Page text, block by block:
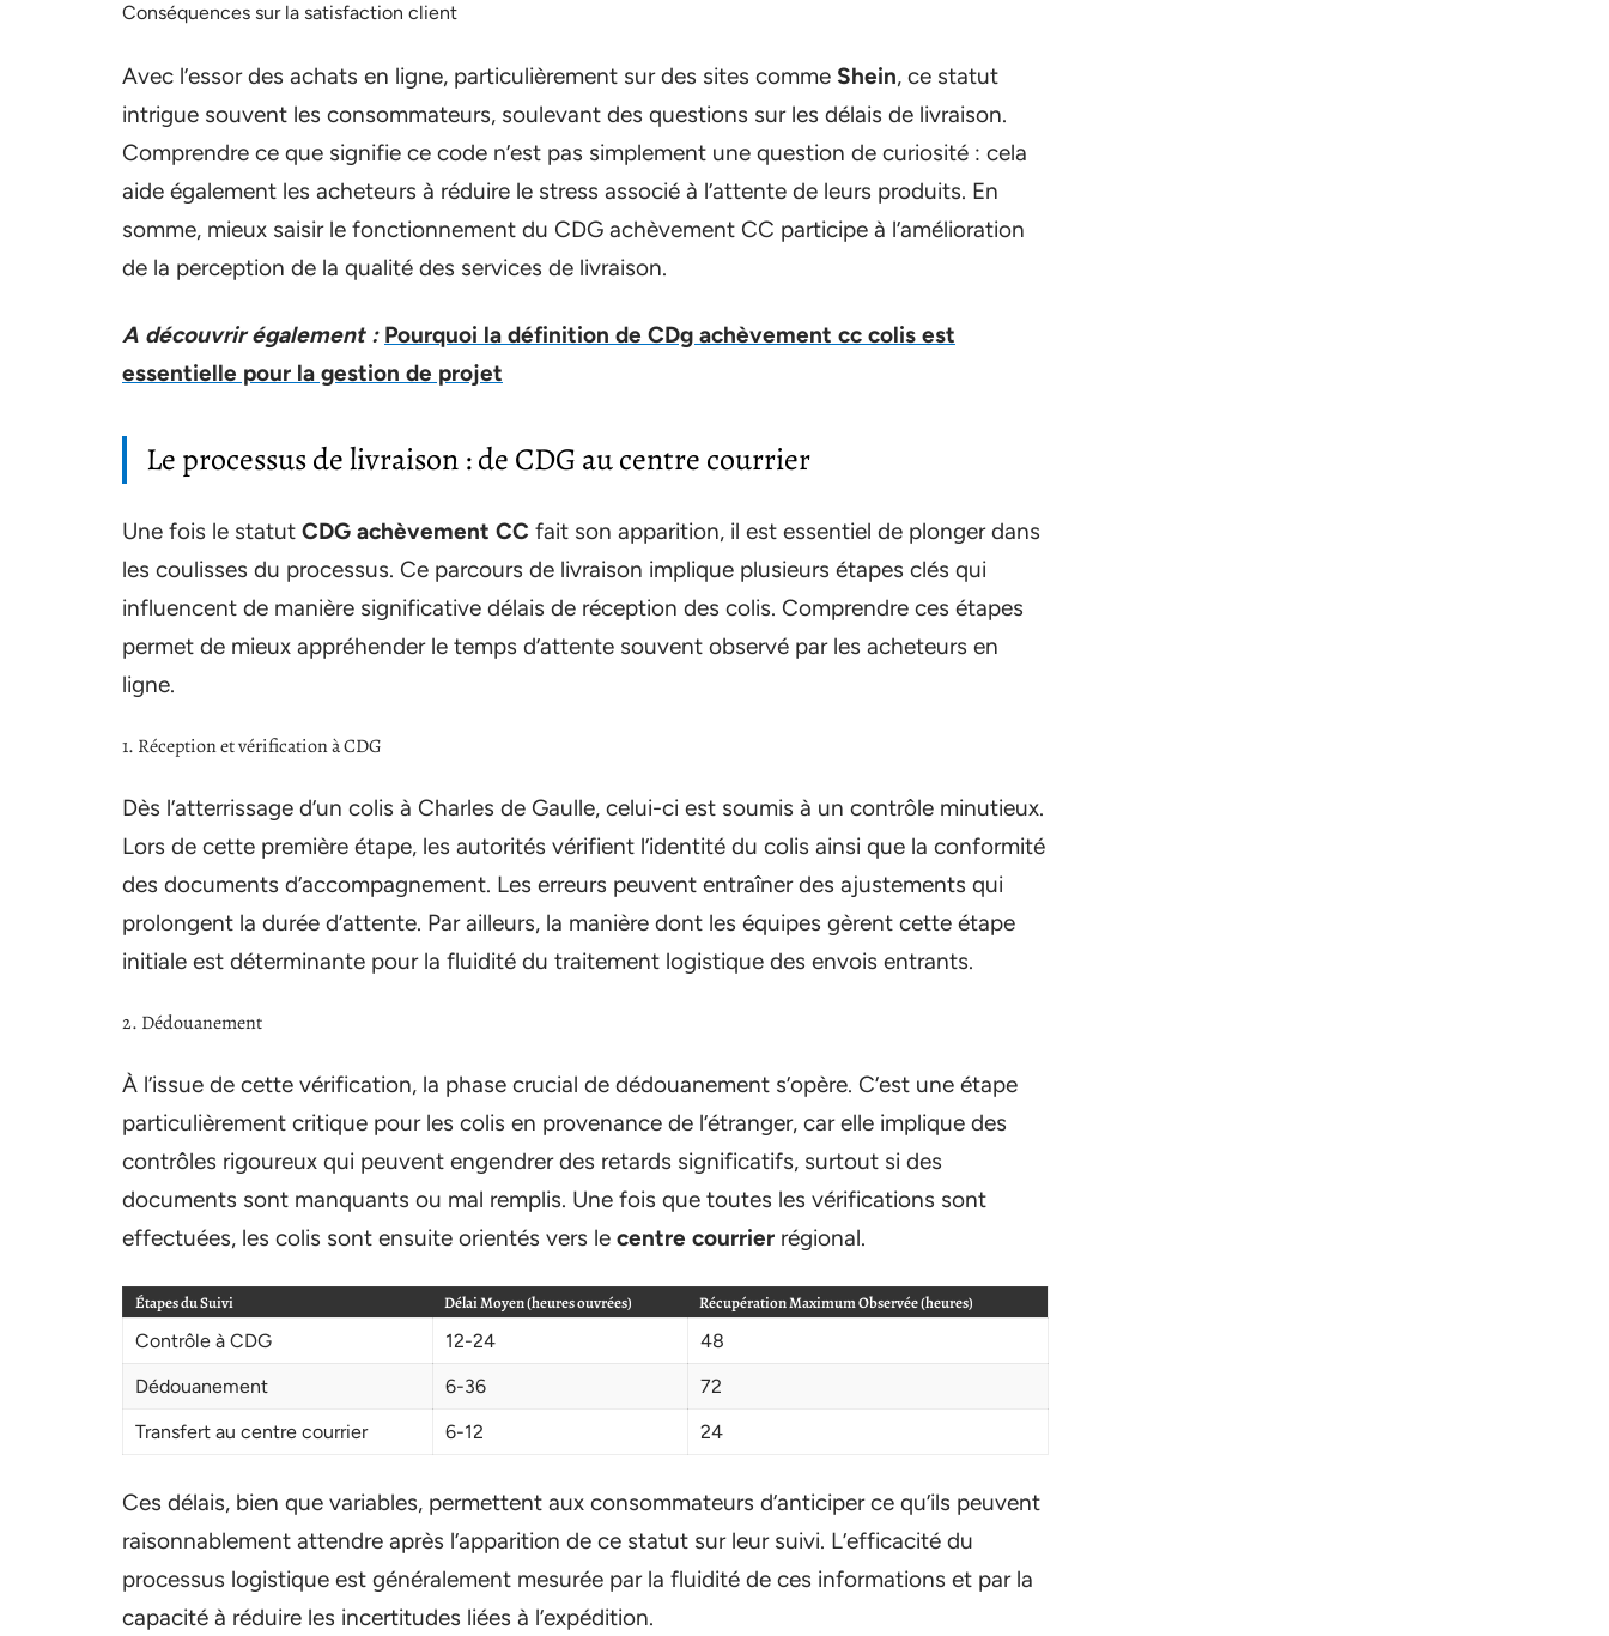
Conséquences sur la satisfaction client
Avec l’essor des achats en ligne, particulièrement sur des sites comme Shein, ce statut
intrigue souvent les consommateurs, soulevant des questions sur les délais de livraison.
Comprendre ce que signifie ce code n’est pas simplement une question de curiosité : cela
aide également les acheteurs à réduire le stress associé à l’attente de leurs produits. En
somme, mieux saisir le fonctionnement du CDG achèvement CC participe à l’amélioration
de la perception de la qualité des services de livraison.
A découvrir également : Pourquoi la définition de CDg achèvement cc colis est
essentielle pour la gestion de projet
Le processus de livraison : de CDG au centre courrier
Une fois le statut CDG achèvement CC fait son apparition, il est essentiel de plonger dans
les coulisses du processus. Ce parcours de livraison implique plusieurs étapes clés qui
influencent de manière significative délais de réception des colis. Comprendre ces étapes
permet de mieux appréhender le temps d’attente souvent observé par les acheteurs en
ligne.
1. Réception et vérification à CDG
Dès l’atterrissage d’un colis à Charles de Gaulle, celui-ci est soumis à un contrôle minutieux.
Lors de cette première étape, les autorités vérifient l’identité du colis ainsi que la conformité
des documents d’accompagnement. Les erreurs peuvent entraîner des ajustements qui
prolongent la durée d’attente. Par ailleurs, la manière dont les équipes gèrent cette étape
initiale est déterminante pour la fluidité du traitement logistique des envois entrants.
2. Dédouanement
À l’issue de cette vérification, la phase crucial de dédouanement s’opère. C’est une étape
particulièrement critique pour les colis en provenance de l’étranger, car elle implique des
contrôles rigoureux qui peuvent engendrer des retards significatifs, surtout si des
documents sont manquants ou mal remplis. Une fois que toutes les vérifications sont
effectuées, les colis sont ensuite orientés vers le centre courrier régional.
Étapes du Suivi Délai Moyen (heures ouvrées) Récupération Maximum Observée (heures)
Contrôle à CDG 12-24
48
Dédouanement
6-36
72
Transfert au centre courrier
6-12 24
Ces délais, bien que variables, permettent aux consommateurs d’anticiper ce qu’ils peuvent
raisonnablement attendre après l’apparition de ce statut sur leur suivi. L’efficacité du
processus logistique est généralement mesurée par la fluidité de ces informations et par la
capacité à réduire les incertitudes liées à l’expédition.